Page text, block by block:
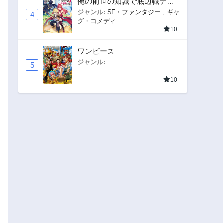
4
マーが上級職になってしまい
そうな件
ジャンル: SF・ファンタジー
ギャ
グ・コメディ
10
5
ワンピース
ジャンル:
10